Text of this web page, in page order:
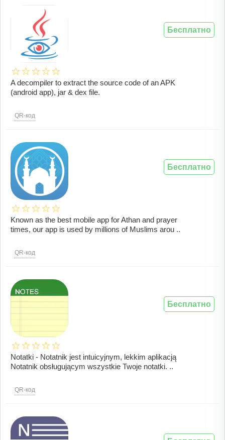
A decompiler to extract the source code of an APK
(android app), jar & dex file.
QR-код
Бесплатно
Known as the best mobile app for Athan and prayer
times, our app is used by millions of Muslims arou ..
QR-код
Бесплатно
Notatki - Notatnik jest intuicyjnym, lekkim aplikacją
Notatnik obsługującym wszystkie Twoje notatki. ..
QR-код
Бесплатно